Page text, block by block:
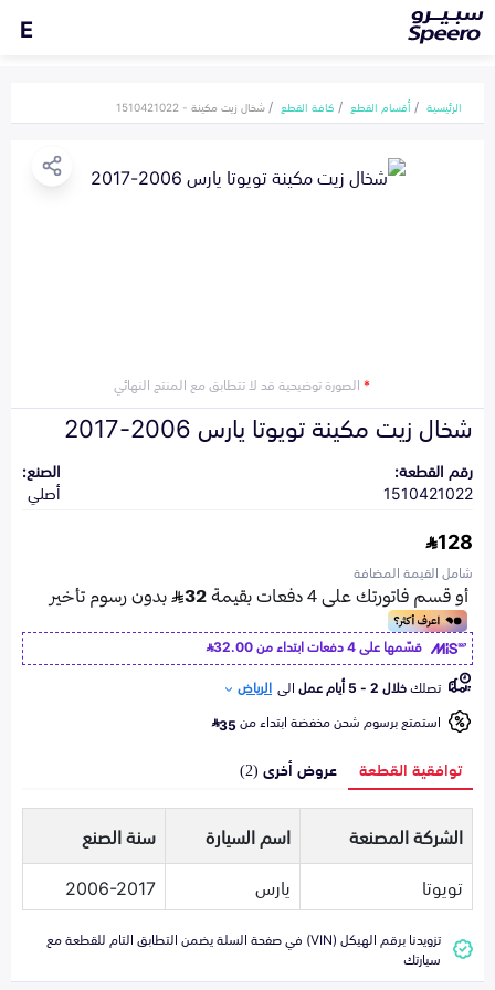
E
الرئيسية أقسام القطع كافة القطع شخال زيت مكينة - 1510421022
*الصورة توضيحية قد لا تتطابق مع المنتج النهائي
شخال زيت مكينة تويوتا يارس 2006-2017
رقم القطعة:
1510421022
الصنع:
أصلي
128
شامل القيمة المضافة
قسّمها على 4 دفعات ابتداء من
32.00
تصلكخلال 2 - 5 أيام عمل الى الرياض
استمتع برسوم شحن مخفضة ابتداء من35
توافقية القطعة عروض أخرى (2)
الشركة المصنعة اسم السيارة
سنة الصنع
تويوتا
يارس 2006-2017
تزويدنا برقم الهيكل (VIN) في صفحة السلة يضمن التطابق التام للقطعة مع
سيارتك